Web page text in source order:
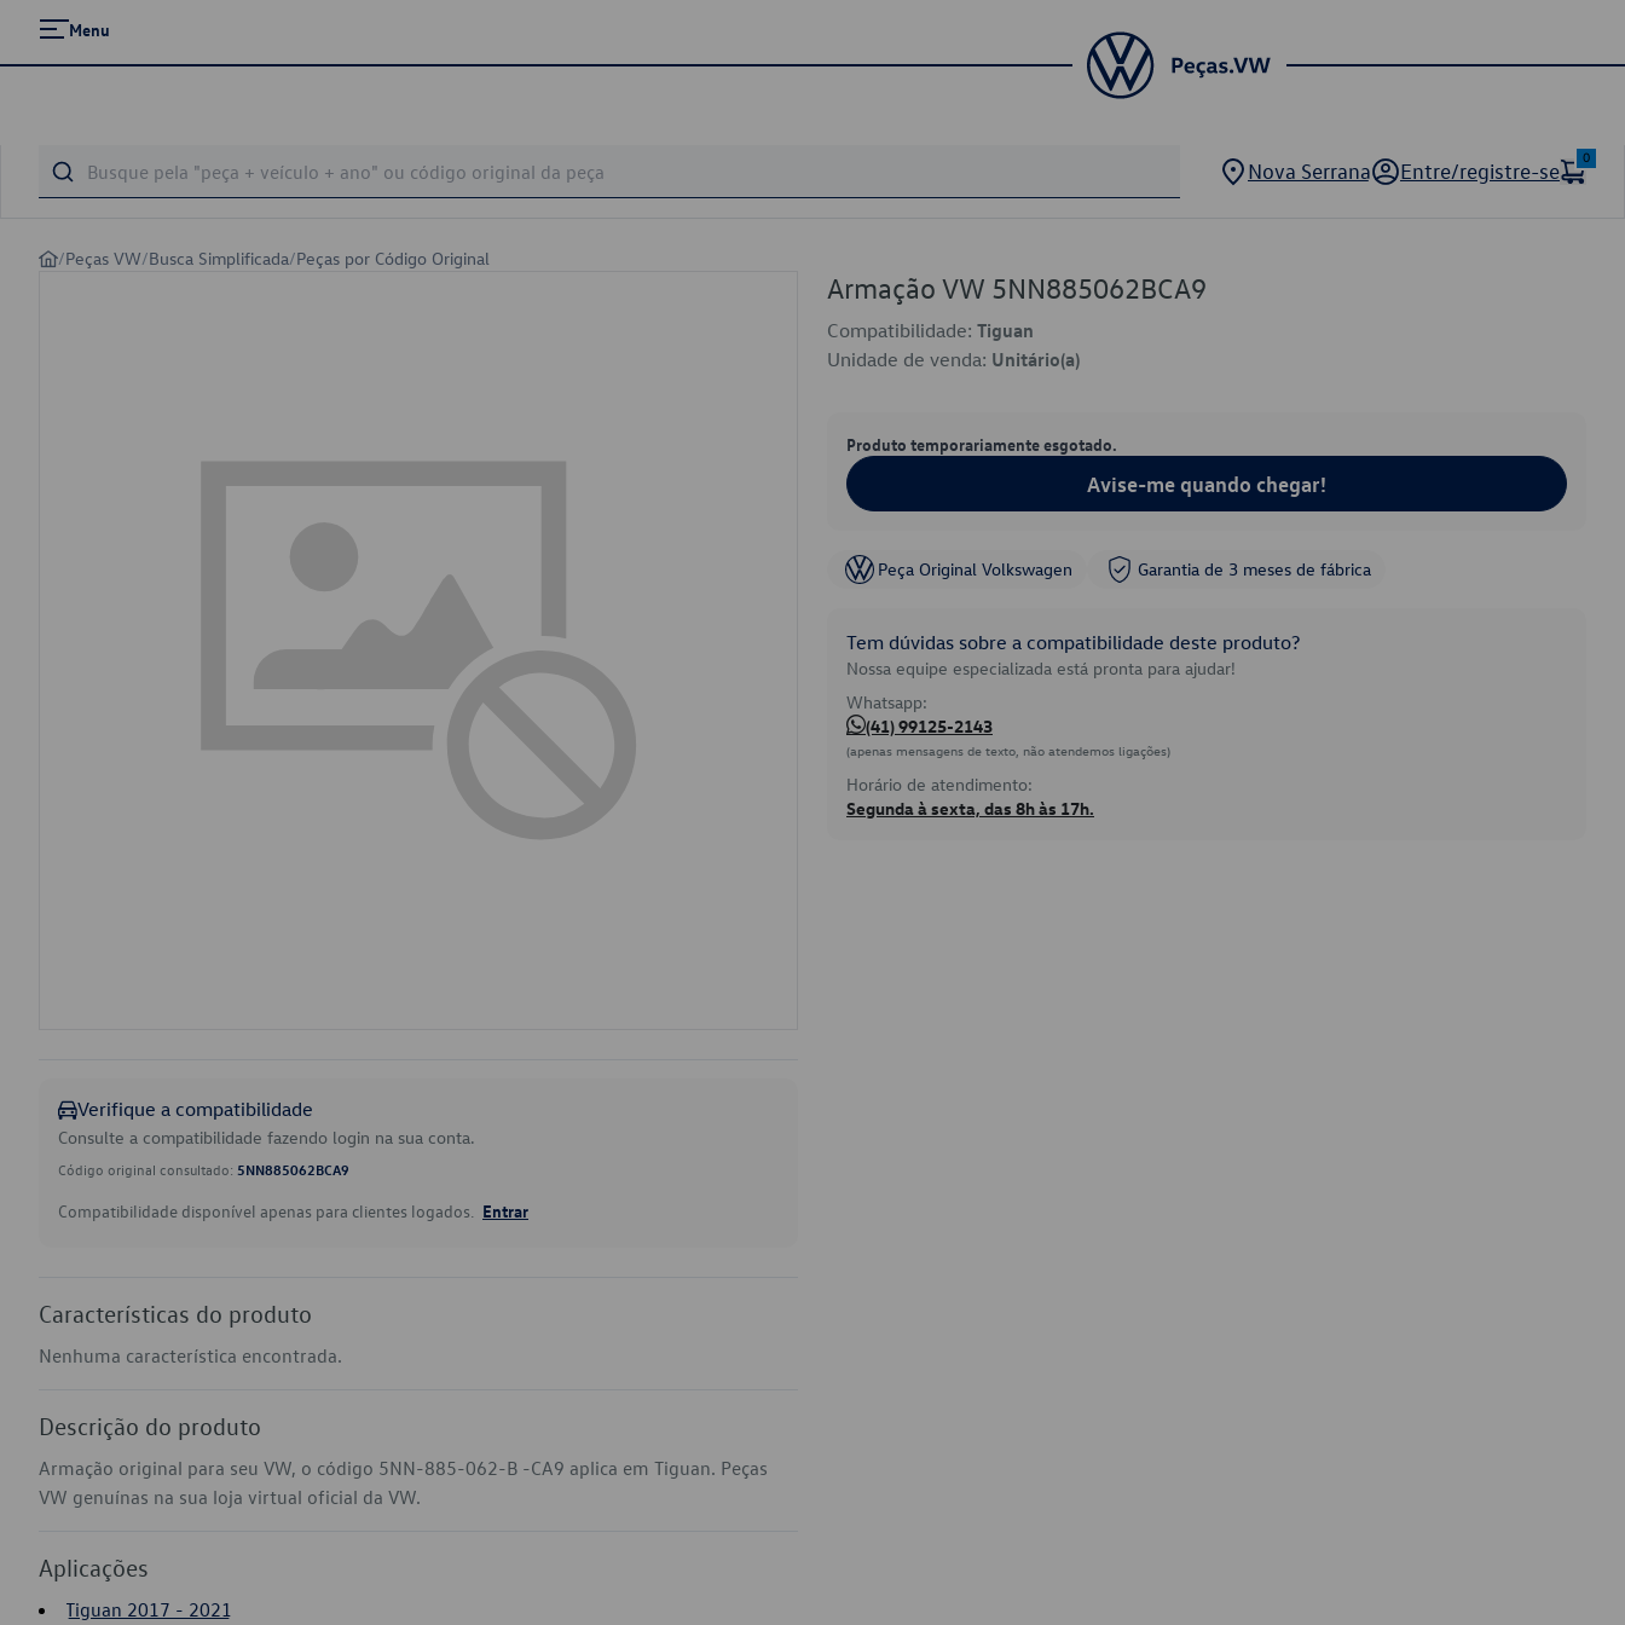
Menu
Nova Serrana Entre/registre-se
0
/Peças VW/Busca Simplificada/Peças por Código Original
Verifique a compatibilidade
Consulte a compatibilidade fazendo login na sua conta.
Código original consultado: 5NN885062BCA9
Compatibilidade disponível apenas para clientes logados. Entrar
Características do produto
Nenhuma característica encontrada.
Descrição do produto
Armação original para seu VW, o código 5NN-885-062-B -CA9 aplica em Tiguan. Peças
VW genuínas na sua loja virtual oficial da VW.
Aplicações
Tiguan 2017 - 2021
Armação VW 5NN885062BCA9
Compatibilidade: Tiguan
Unidade de venda: Unitário(a)
Produto temporariamente esgotado.
Avise-me quando chegar!
Peça Original Volkswagen Garantia de 3 meses de fábrica
Tem dúvidas sobre a compatibilidade deste produto?
Nossa equipe especializada está pronta para ajudar!
Whatsapp:
(41) 99125-2143
(apenas mensagens de texto, não atendemos ligações)
Horário de atendimento:
Segunda à sexta, das 8h às 17h.